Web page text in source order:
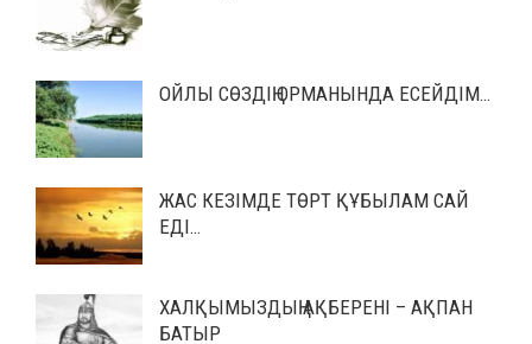
ОЙЛЫ СӨЗДІҢ ОРМАНЫНДА ЕСЕЙДІМ…
ЖАС КЕЗІМДЕ ТӨРТ ҚҰБЫЛАМ САЙ
ЕДІ…
ХАЛҚЫМЫЗДЫҢ АҚБЕРЕНІ – АҚПАН
БАТЫР